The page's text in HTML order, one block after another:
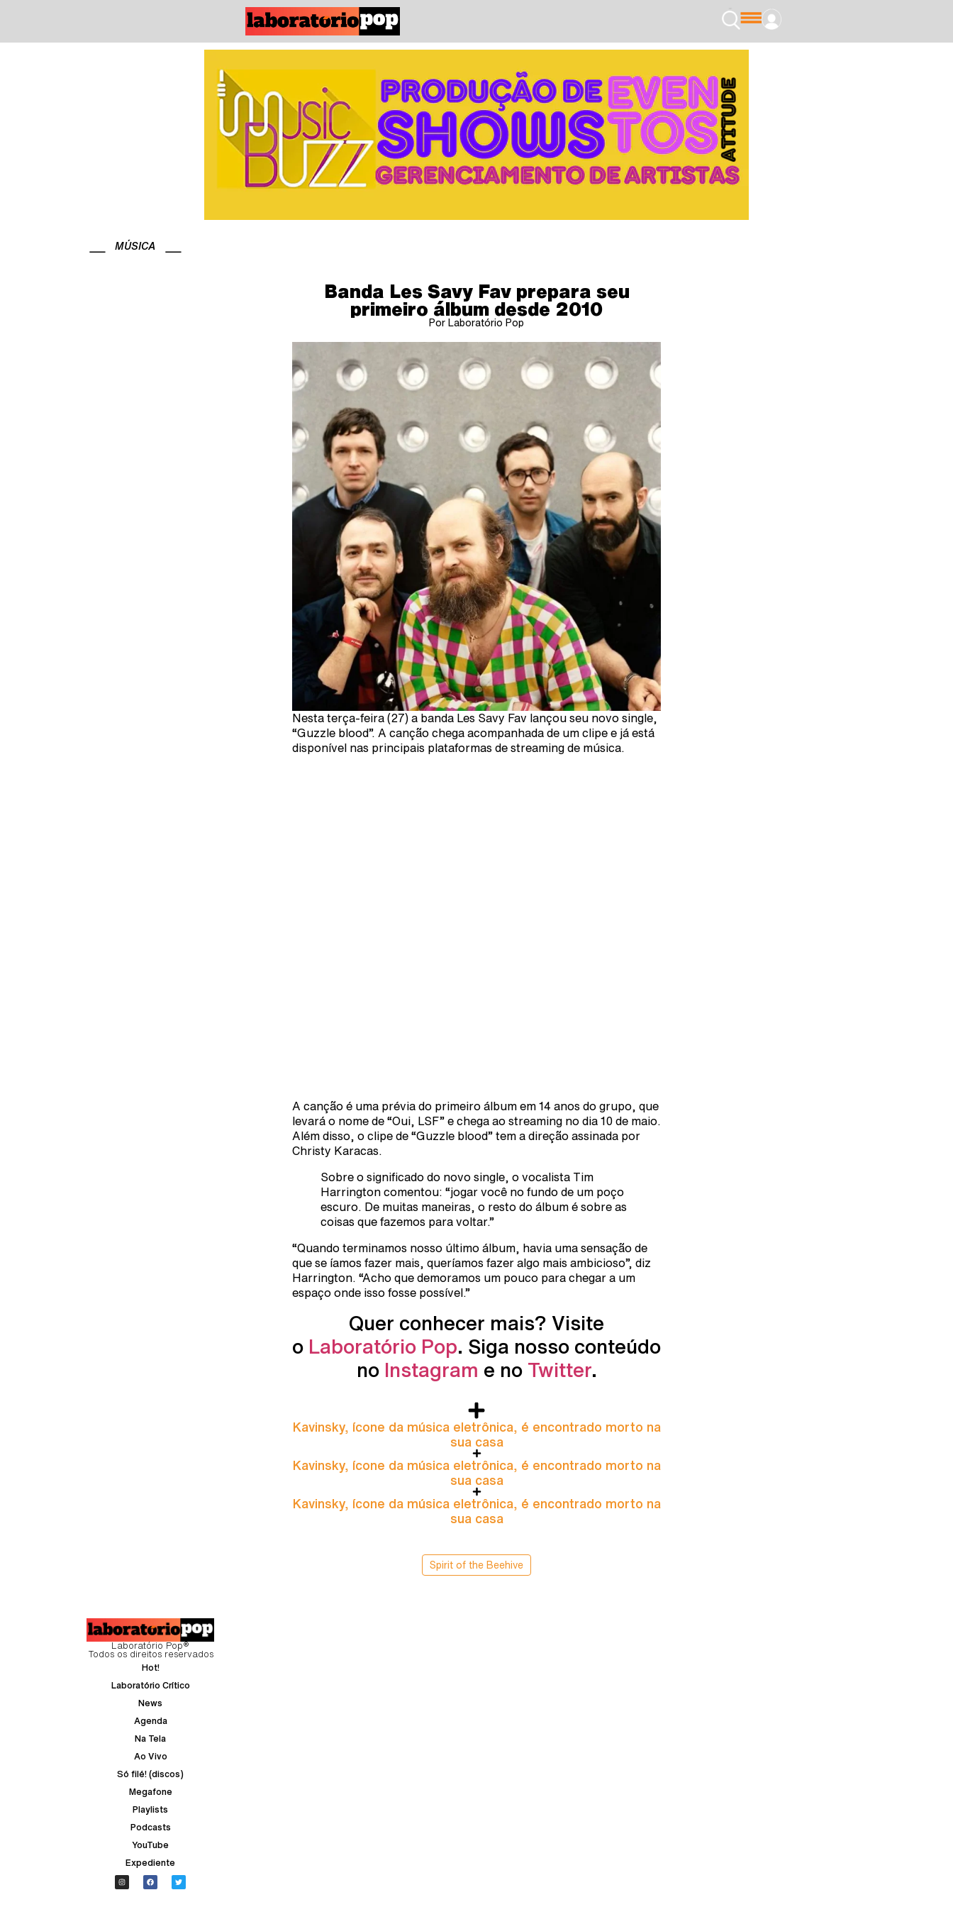
MÚSICA
Banda Les Savy Fav prepara seu
primeiro álbum desde 2010
Por Laboratório Pop
Nesta terça-feira (27) a banda Les Savy Fav lançou seu novo single,
“Guzzle blood”. A canção chega acompanhada de um clipe e já está
disponível nas principais plataformas de streaming de música.
A canção é uma prévia do primeiro álbum em 14 anos do grupo, que
levará o nome de “Oui, LSF” e chega ao streaming no dia 10 de maio.
Além disso, o clipe de “Guzzle blood” tem a direção assinada por
Christy Karacas.
Sobre o significado do novo single, o vocalista Tim
Harrington comentou: “jogar você no fundo de um poço
escuro. De muitas maneiras, o resto do álbum é sobre as
coisas que fazemos para voltar.”
“Quando terminamos nosso último álbum, havia uma sensação de
que se íamos fazer mais, queríamos fazer algo mais ambicioso”, diz
Harrington. “Acho que demoramos um pouco para chegar a um
espaço onde isso fosse possível.”
Quer conhecer mais? Visite
o Laboratório Pop. Siga nosso conteúdo
no Instagram e no Twitter.
Kavinsky, ícone da música eletrônica, é encontrado morto na
sua casa
Kavinsky, ícone da música eletrônica, é encontrado morto na
sua casa
Kavinsky, ícone da música eletrônica, é encontrado morto na
sua casa
Spirit of the Beehive
Laboratório Pop®
Todos os direitos reservados
Hot!
Laboratório Crítico
News
Agenda
Na Tela
Ao Vivo
Só filé! (discos)
Megafone
Playlists
Podcasts
YouTube
Expediente